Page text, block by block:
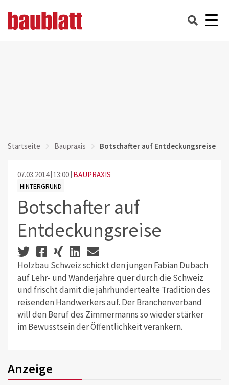
Startseite Baupraxis Botschafter auf Entdeckungsreise
07.03.2014 13:00 BAUPRAXIS
HINTERGRUND
Botschafter auf
Entdeckungsreise
Holzbau Schweiz schickt den jungen Fabian Dubach
auf Lehr- und Wanderjahre quer durch die Schweiz
und frischt damit die jahrhundertealte Tradition des
reisenden Handwerkers auf. Der Branchenverband
will den Beruf des Zimmermanns so wieder stärker
im Bewusstsein der Öffentlichkeit verankern.
Anzeige